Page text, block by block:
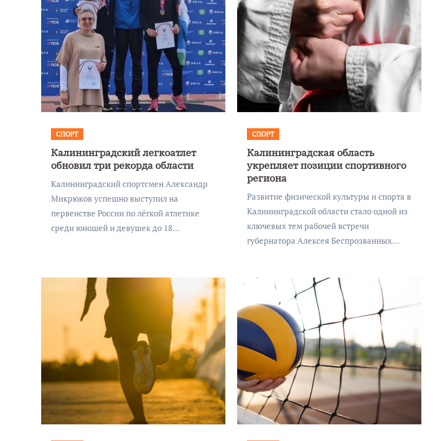
СПОРТ
Калининградский легкоатлет
обновил три рекорда области
Калининградский спортсмен Александр
Микрюков успешно выступил на
первенстве России по лёгкой атлетике
среди юношей и девушек до 18…
СПОРТ
Калининградская область
укрепляет позиции спортивного
региона
Развитие физической культуры и спорта в
Калининградской области стало одной из
ключевых тем рабочей встречи
губернатора Алексея Беспрозванных…
АФИША КУЛЬТУРА ОБЩЕСТВО
Николай Патрушев
поддержал проведение в
Калининграде морского
фестиваля «Открытое море»
АФИША КУЛЬТУРА ОБЩЕСТВО
Организаторы фестиваля
«Открытое море» объявили
даты его проведения!
В